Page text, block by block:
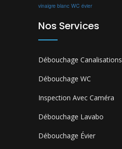
vinaigre blanc WC évier
Nos Services
Débouchage Canalisations
Débouchage WC
Inspection Avec Caméra
Débouchage Lavabo
Débouchage Évier